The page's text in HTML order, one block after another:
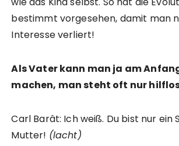
bestimmt vorgesehen, damit man
Interesse verliert!
Als Vater kann man ja am
machen, man steht oft nur
Carl Barât: Ich weiß. Du bist nur ein
Mutter! (lacht)